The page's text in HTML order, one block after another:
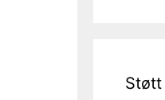
Støtt